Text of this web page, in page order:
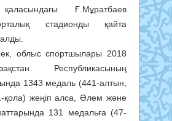
Ғ.Мұратбаев
стадионды қайта
облыс спортшылары 2018
Республикасының
1343 медаль (441-алтын,
қола) жеңіп алса, Әлем және
131 медальға (47-